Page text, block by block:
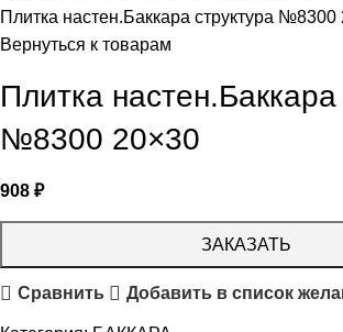
Плитка настен.Баккара структура №8300
Вернуться к товарам
Плитка настен.Баккара
№8300 20×30
908 ₽
ЗАКАЗАТЬ
Сравнить Добавить в список